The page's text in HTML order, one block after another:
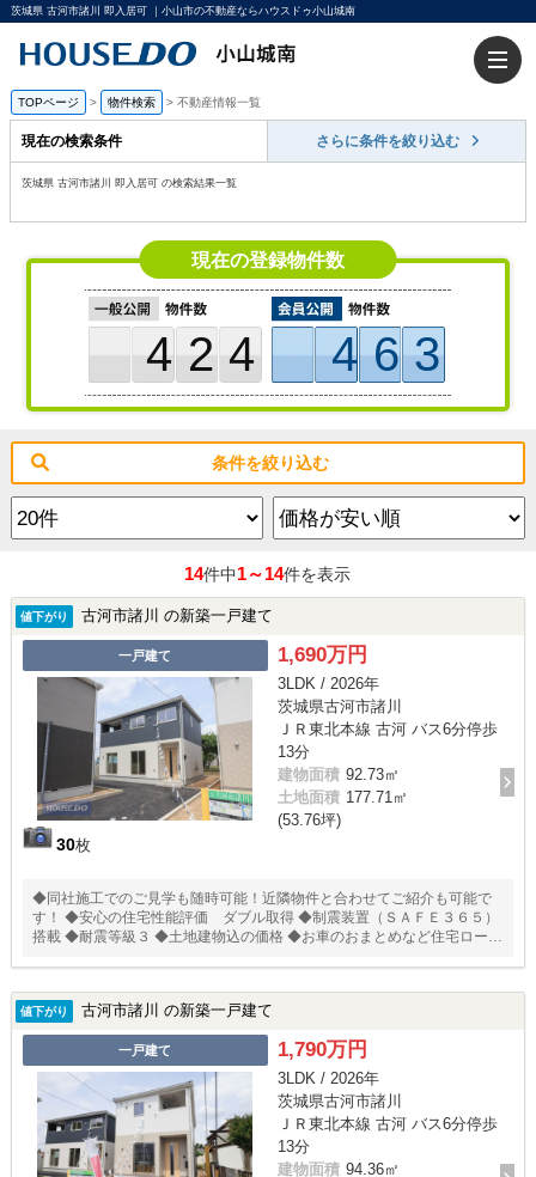
茨城県 古河市諸川 即入居可 ｜小山市の不動産ならハウスドゥ小山城南
TOPページ > 物件検索 > 不動産情報一覧
現在の検索条件 さらに条件を絞り込む
茨城県 古河市諸川 即入居可 の検索結果一覧
現在の登録物件数
424 463
条件を絞り込む
14件中1～14件を表示
値下がり 古河市諸川 の新築一戸建て
一戸建て
30枚
1,690万円
3LDK / 2026年
茨城県古河市諸川
ＪＲ東北本線 古河 バス6分停歩
13分
建物面積 92.73㎡
土地面積 177.71㎡
(53.76坪)
◆同社施工でのご見学も随時可能！近隣物件と合わせてご紹介も可能で
す！ ◆安心の住宅性能評価 ダブル取得 ◆制震装置（ＳＡＦＥ３６５）
搭載 ◆耐震等級３ ◆土地建物込の価格 ◆お車のおまとめなど住宅ローン
する家、壁全体で家を支え守る、耐力壁。
値下がり 古河市諸川 の新築一戸建て
一戸建て 1,790万円
3LDK / 2026年
茨城県古河市諸川
ＪＲ東北本線 古河 バス6分停歩
13分
建物面積 94.36㎡